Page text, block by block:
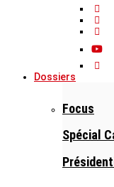
Dossiers
Focus
Spécial